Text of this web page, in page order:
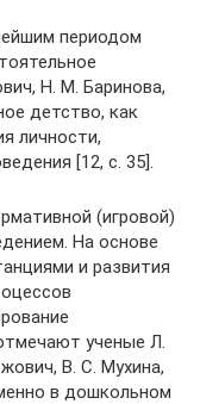
периодом
Н. М. Баринова,
детство, как
личности,
[12, с. 35].
(игровой)
На основе
и развития
ученые Л.
В. С. Мухина,
в дошкольном